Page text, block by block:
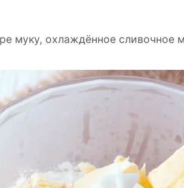
муку, охлаждённое сливочное